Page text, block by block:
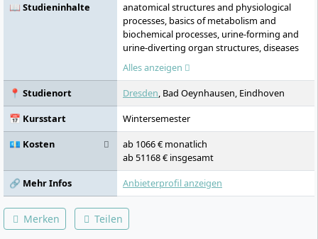
📖 Studieninhalte
anatomical structures and physiological
processes, basics of metabolism and
biochemical processes, urine-forming and
urine-diverting organ structures, diseases
of the kidney and its conservative therapy,
pathophysiological relationships, cell
biology, histology, immunology,
haematology, dermatology, microbiology
and infectiology, cellular pathomechanisms,
differential diagnoses of histological
preparations, cardiovascular system,
pulmonary system, emergency situations
and action, musculoskeletal system,
differential diagnostics, differential therapy,
scientific work, medical research methods,
working with literature, anatomy and
Alles anzeigen
📍 Studienort
Dresden, Bad Oeynhausen, Eindhoven
📅 Kursstart
Wintersemester
💶 Kosten
ab 1066 € monatlich
ab 51168 € insgesamt
🔗 Mehr Infos
Anbieterprofil anzeigen
Merken Teilen